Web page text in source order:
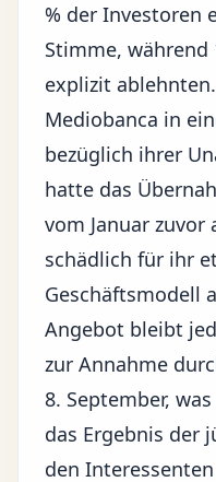
% der Investoren
Stimme, während
explizit
Mediobanca in
bezüglich ihrer
hatte das
vom Januar zuvor
schädlich für ihr
Geschäftsmodell
Angebot bleibt
zur Annahme
8. September,
das Ergebnis der
den